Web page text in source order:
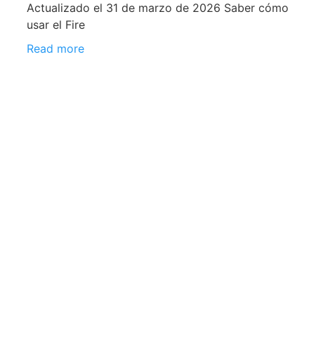
Actualizado el 31 de marzo de 2026 Saber cómo
usar el Fire
Read more